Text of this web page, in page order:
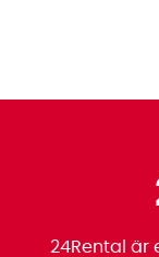
24Rental är